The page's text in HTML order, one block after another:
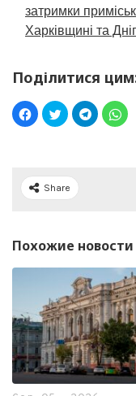
затримки
Харківщині та
Поділитися
Share
Похожие новости